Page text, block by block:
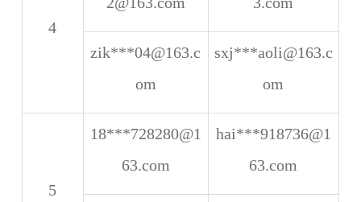
4
zik***04@163.c
om
sxj***aoli@163.c
om
5
18***728280@1
63.com
hai***918736@1
63.com